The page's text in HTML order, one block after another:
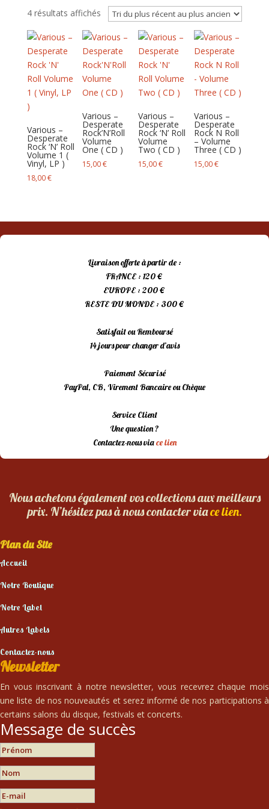
4 résultats affichésTrié
plus
récent
au
plus
ancien
Various –
Desperate
Rock ‘N’ Roll
Volume 1 (
Vinyl, LP )
18,00€
Various –
Desperate
Rock’N’Roll
Volume
One ( CD )
15,00€
Various –
Desperate
Rock ‘N’ Roll
Volume
Two ( CD )
15,00€
Various –
Desperate
Rock N Roll
– Volume
Three ( CD )
15,00€
Livraison offerte à partir de :
FRANCE : 120 €
EUROPE : 200 €
RESTE DU MONDE : 300 €
Satisfait ou Remboursé
14 jours pour changer d’avis
Paiement Sécurisé
PayPal, CB, Virement Bancaire ou Chèque
Service Client
Une question ?
Contactez-nous viace lien
Nous achetons également vos collections aux meilleurs
prix. N’hésitez pas à nous contacter viace lien.
Plan du Site
Accueil
Notre Boutique
Notre Label
Autres Labels
Contactez-nous
Newsletter
En vous inscrivant à notre newsletter, vous recevrez chaque mois
une liste de nos nouveautés et serez informé de nos participations à
certains salons du disque, festivals et concerts.
Message de succès